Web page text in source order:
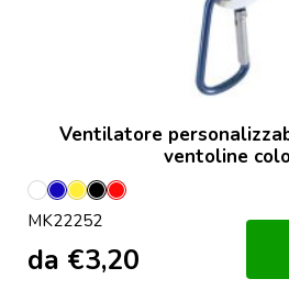
Ventilatore
ventoline
Bianco
BluGiallo
NeroRosso
MK22252
da €3,20